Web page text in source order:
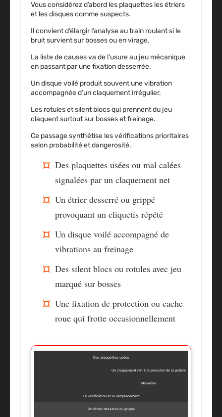
Vous considérez d’abord les plaquettes les étriers
et les disques comme suspects.
Il convient d’élargir l’analyse au train roulant si le
bruit survient sur bosses ou en virage.
La liste de causes va de l’usure au jeu mécanique
en passant par une fixation desserrée.
Un disque voilé produit souvent une vibration
accompagnée d’un claquement irrégulier.
Les rotules et silent blocs qui prennent du jeu
claquent surtout sur bosses et freinage.
Ce passage synthétise les vérifications prioritaires
selon probabilité et dangerosité.
Des plaquettes usées ou mal calées
signalées par un claquement net
Un étrier desserré ou grippé
provoquant un cliquetis répété
Un disque voilé accompagné de
vibrations au freinage
Des silent blocs ou rotules avec jeu
marqué sur bosses
Une fixation de protection ou cache
roue qui frotte occasionnellement
Des plaquettes usées
Un claquement net à la pression de la pédale
Moyenne
La vérification et le remplacement
Un étrier desserré ou grippé